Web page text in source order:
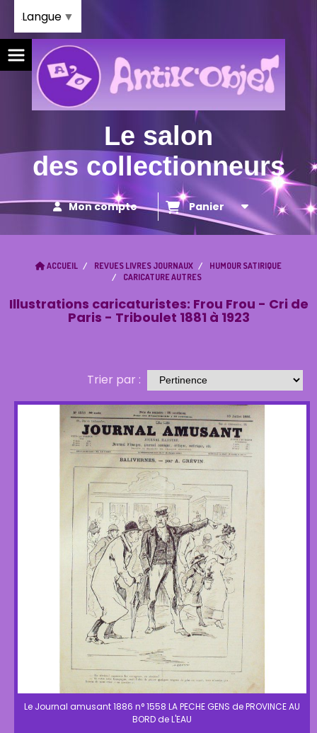
Le salon
des collectionneurs
Mon compte Panier
ACCUEIL REVUES LIVRES JOURNAUX
HUMOUR SATIRIQUE
CARICATURE AUTRES
Illustrations caricaturistes: Frou Frou - Cri de
Paris - Triboulet 1881 à 1923
Trier par :
Le Journal amusant 1886 n° 1558 LA PECHE GENS de PROVINCE AU
BORD de L'EAU
Langue ▼